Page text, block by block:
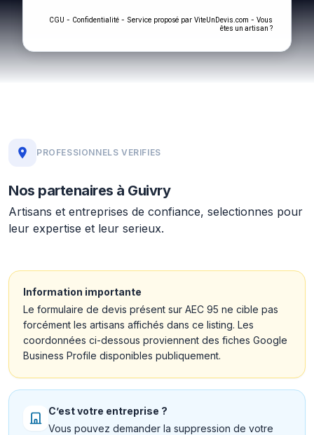
CGU - Confidentialité - Service proposé par ViteUnDevis.com - Vous
êtes un artisan ?
PROFESSIONNELS VERIFIES
Nos partenaires à Guivry
Artisans et entreprises de confiance, selectionnes pour
leur expertise et leur serieux.
Information importante
Le formulaire de devis présent sur AEC 95 ne cible pas
forcément les artisans affichés dans ce listing. Les
coordonnées ci-dessous proviennent des fiches Google
Business Profile disponibles publiquement.
C’est votre entreprise ?
Vous pouvez demander la suppression de votre